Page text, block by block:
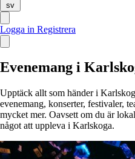
sv
Logga in Registrera
Evenemang i
Upptäck allt som händer i
evenemang, konserter, festivaler,
mycket mer. Oavsett om du är
något att uppleva i Karlskoga.